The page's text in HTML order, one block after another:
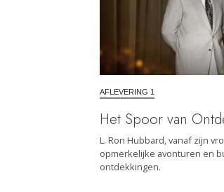
AFLEVERING 1
Het Spoor van
L. Ron Hubbard, vanaf zijn
opmerkelijke avonturen en
ontdekkingen.